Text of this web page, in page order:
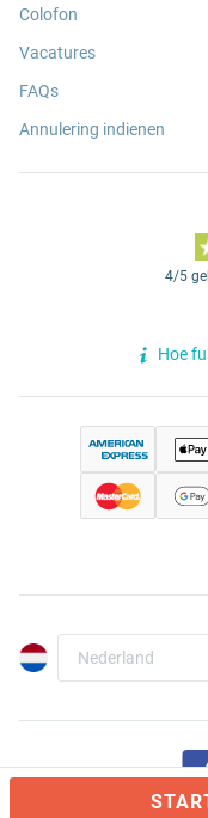
Colofon
Vacatures
FAQs
Annulering indienen
4/5
Hoe